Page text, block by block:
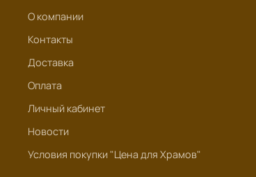
О компании
Контакты
Доставка
Оплата
Личный кабинет
Новости
Условия покупки "Цена для Храмов"